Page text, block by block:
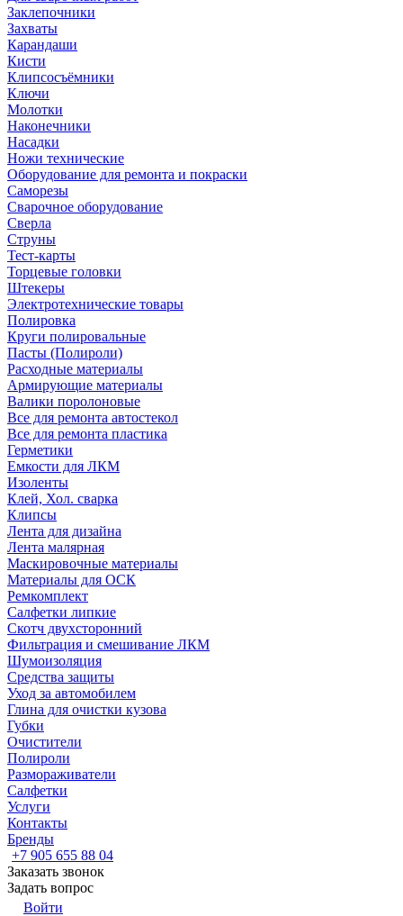
Заклепочники
Захваты
Карандаши
Кисти
Клипсосъёмники
Ключи
Молотки
Наконечники
Насадки
Ножи технические
Оборудование для ремонта и покраски
Саморезы
Сварочное оборудование
Сверла
Струны
Тест-карты
Торцевые головки
Штекеры
Электротехнические товары
Полировка
Круги полировальные
Пасты (Полироли)
Расходные материалы
Армирующие материалы
Валики поролоновые
Все для ремонта автостекол
Все для ремонта пластика
Герметики
Емкости для ЛКМ
Изоленты
Клей, Хол. сварка
Клипсы
Лента для дизайна
Лента малярная
Маскировочные материалы
Материалы для ОСК
Ремкомплект
Салфетки липкие
Скотч двухсторонний
Фильтрация и смешивание ЛКМ
Шумоизоляция
Средства защиты
Уход за автомобилем
Глина для очистки кузова
Губки
Очистители
Полироли
Размораживатели
Салфетки
Услуги
Контакты
Бренды
+7 905 655 88 04
Заказать звонок
Задать вопрос
Войти